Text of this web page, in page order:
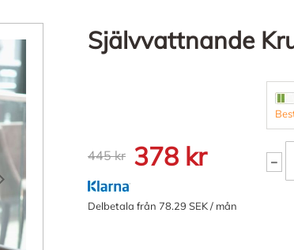
Självvattnande
445 kr 378 kr
Delbetala från 78.29 SEK / mån